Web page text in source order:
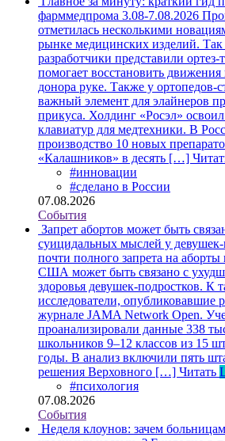
фарммедпрома 3.08-7.08.2026
отметилась несколькими
рынке медицинских изделий. Так
разработчики представили
помогает восстановить
донора руке. Также у ортопедов-
важный элемент для элайнеров
прикуса. Холдинг «Росэл»
клавиатур для медтехники. В
производство 10 новых
«Калашников» в десять […]
#инновации
#сделано в России
07.08.2026
События
Запрет абортов может быть
суицидальных мыслей у девушек-
почти полного запрета на
США может быть связано с
здоровья девушек-подростков. К
исследователи, опубликовавшие
журнале JAMA Network Open.
проанализировали данные 338
школьников 9–12 классов из 15
годы. В анализ включили пять
решения Верховного […] Читать
#психология
07.08.2026
События
Неделя клоунов: зачем